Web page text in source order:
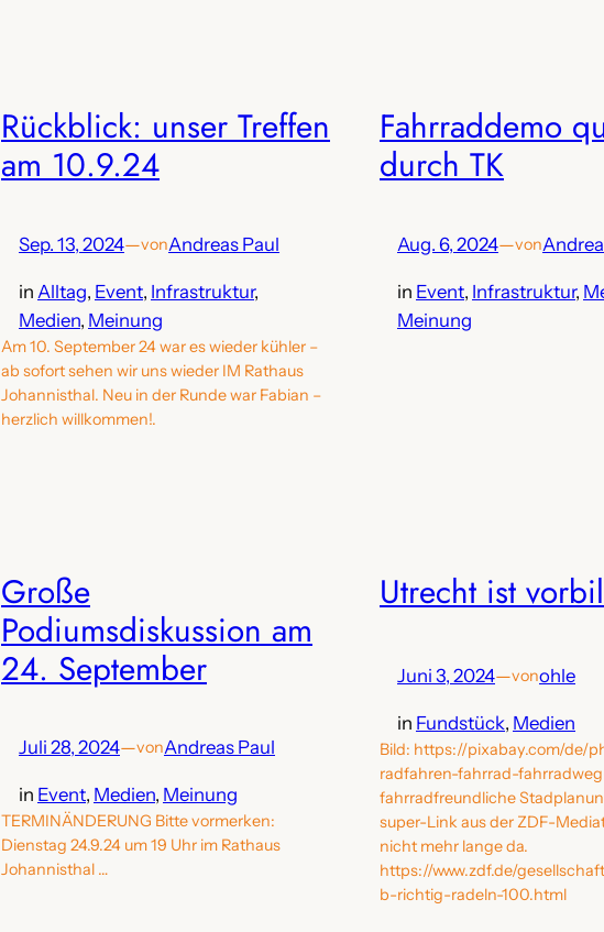
Rückblick: unser Treffen
am 10.9.24
Sep. 13, 2024—vonAndreas Paul
in Alltag, Event, Infrastruktur
Medien, Meinung
Am 10. September 24 war es wieder kühler –
ab sofort sehen wir uns wieder IM Rathaus
Johannisthal. Neu in der Runde war Fabian –
herzlich willkommen!.
Fahrraddemo
durch TK
Aug. 6, 2024—von
in Event, Infrastruktur,
Meinung
Große
Podiumsdiskussion am
24. September
Juli 28, 2024—vonAndreas Paul
in Event, Medien, Meinung
TERMINÄNDERUNG Bitte vormerken:
Dienstag 24.9.24 um 19 Uhr im Rathaus
Johannisthal …
Utrecht ist
Juni 3, 2024—vonohle
in Fundstück, Medien
Bild: https://pixabay.com/de/
radfahren-fahrrad-
fahrradfreundliche
super-Link aus der ZDF-
nicht mehr lange da.
https://www.zdf.de/
b-richtig-radeln-100.html